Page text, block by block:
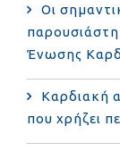
Οι
Ένωσης
Καρδιακή
που χρήζει